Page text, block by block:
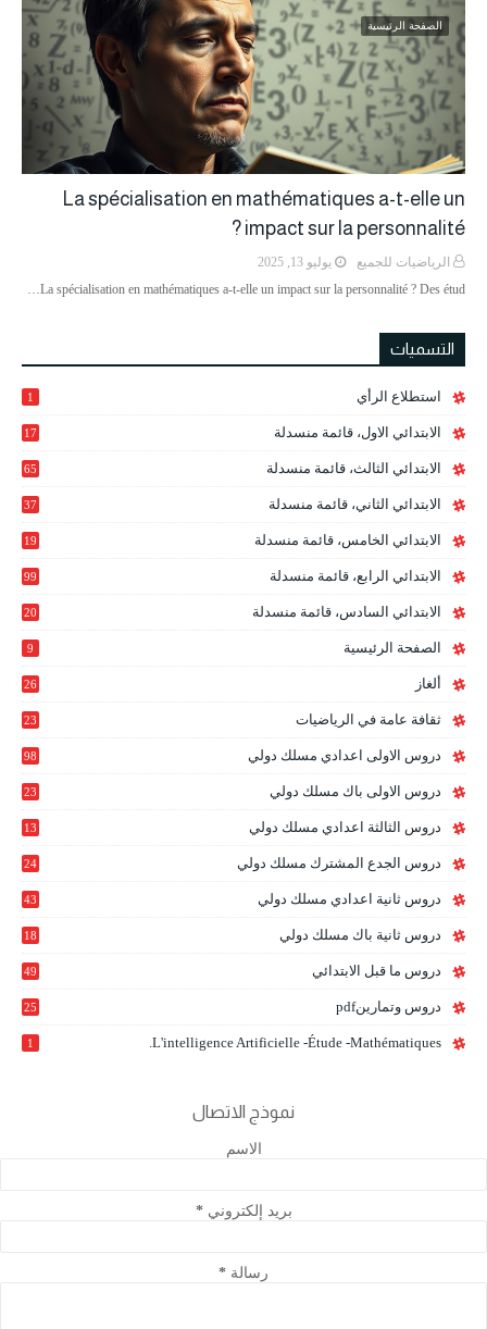
الصفحة الرئيسية
La spécialisation en mathématiques a-t-elle un
impact sur la personnalité ?
الرياضيات للجميع
يوليو 13, 2025
La spécialisation en mathématiques a-t-elle un impact sur la personnalité ? Des étud…
التسميات
استطلاع الرأي 1
الابتدائي الاول، قائمة منسدلة 17
الابتدائي الثالث، قائمة منسدلة 65
الابتدائي الثاني، قائمة منسدلة 37
الابتدائي الخامس، قائمة منسدلة
19
الابتدائي الرابع، قائمة منسدلة 99
الابتدائي السادس، قائمة منسدلة
20
الصفحة الرئيسية 9
ألغاز 26
ثقافة عامة في الرياضيات 23
دروس الاولى اعدادي مسلك دولي 98
دروس الاولى باك مسلك دولي
23
دروس الثالثة اعدادي مسلك دولي
13
دروس الجدع المشترك مسلك دولي
24
دروس ثانية اعدادي مسلك دولي 43
دروس ثانية باك مسلك دولي
18
دروس ما قبل الابتدائي 49
دروس وتمارينpdf 25
L'intelligence Artificielle -étude -mathématiques.
1
نموذج الاتصال
الاسم
بريد إلكتروني*
رسالة *